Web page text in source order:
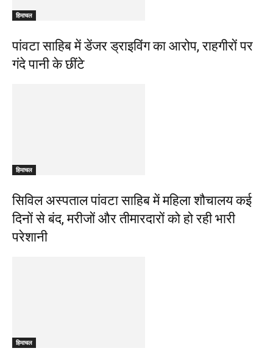
हिमाचल
पांवटा साहिब में डेंजर ड्राइविंग का आरोप, राहगीरों पर
गंदे पानी के छींटे
हिमाचल
सिविल अस्पताल पांवटा साहिब में महिला शौचालय कई
दिनों से बंद, मरीजों और तीमारदारों को हो रही भारी
परेशानी
हिमाचल